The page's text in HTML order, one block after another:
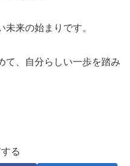
来の始まりです。
て、自分らしい一歩を踏み
る